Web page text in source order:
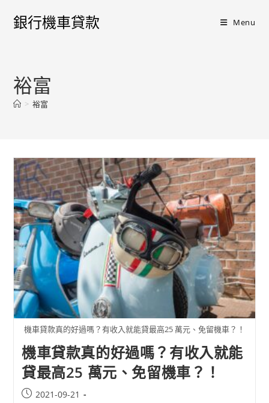
銀行機車貸款 Menu
裕富
> 裕富
機車貸款真的好過嗎？有收入就能貸最高25 萬元、免留機車？！
機車貸款真的好過嗎？有收入就能
貸最高25 萬元、免留機車？！
2021-09-21